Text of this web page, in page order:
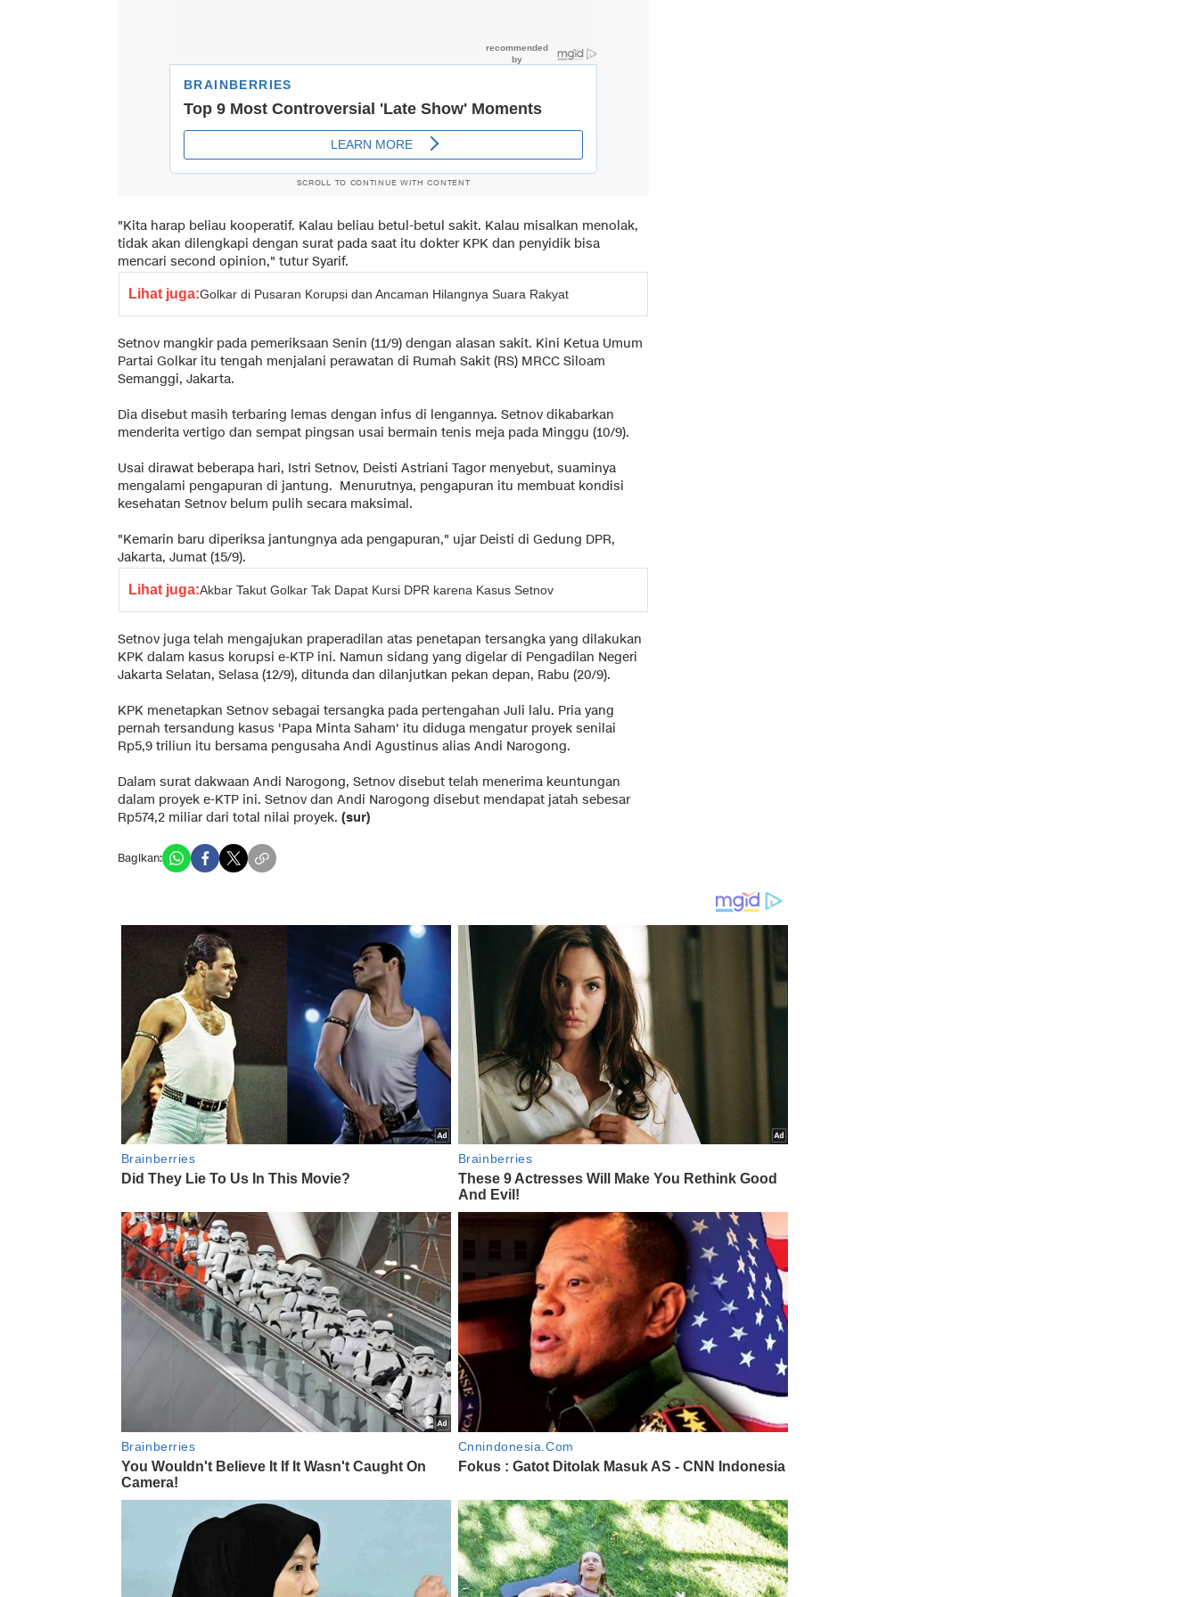
SCROLL TO CONTINUE WITH CONTENT
"Kita harap beliau kooperatif. Kalau beliau betul-betul sakit. Kalau misalkan menolak,
tidak akan dilengkapi dengan surat pada saat itu dokter KPK dan penyidik bisa
mencari second opinion," tutur Syarif.
Lihat juga:Golkar di Pusaran Korupsi dan Ancaman Hilangnya Suara Rakyat
Setnov mangkir pada pemeriksaan Senin (11/9) dengan alasan sakit. Kini Ketua Umum
Partai Golkar itu tengah menjalani perawatan di Rumah Sakit (RS) MRCC Siloam
Semanggi, Jakarta.
Dia disebut masih terbaring lemas dengan infus di lengannya. Setnov dikabarkan
menderita vertigo dan sempat pingsan usai bermain tenis meja pada Minggu (10/9).
Usai dirawat beberapa hari, Istri Setnov, Deisti Astriani Tagor menyebut, suaminya
mengalami pengapuran di jantung. Menurutnya, pengapuran itu membuat kondisi
kesehatan Setnov belum pulih secara maksimal.
"Kemarin baru diperiksa jantungnya ada pengapuran," ujar Deisti di Gedung DPR,
Jakarta, Jumat (15/9).
Lihat juga:Akbar Takut Golkar Tak Dapat Kursi DPR karena Kasus Setnov
Setnov juga telah mengajukan praperadilan atas penetapan tersangka yang dilakukan
KPK dalam kasus korupsi e-KTP ini. Namun sidang yang digelar di Pengadilan Negeri
Jakarta Selatan, Selasa (12/9), ditunda dan dilanjutkan pekan depan, Rabu (20/9).
KPK menetapkan Setnov sebagai tersangka pada pertengahan Juli lalu. Pria yang
pernah tersandung kasus 'Papa Minta Saham' itu diduga mengatur proyek senilai
Rp5,9 triliun itu bersama pengusaha Andi Agustinus alias Andi Narogong.
Dalam surat dakwaan Andi Narogong, Setnov disebut telah menerima keuntungan
dalam proyek e-KTP ini. Setnov dan Andi Narogong disebut mendapat jatah sebesar
Rp574,2 miliar dari total nilai proyek. (sur)
Bagikan: